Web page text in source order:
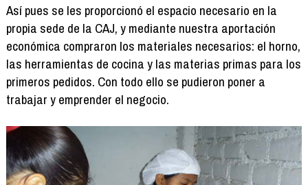
Así pues se les proporcionó el espacio necesario en la
propia sede de la CAJ, y mediante nuestra aportación
económica compraron los materiales necesarios: el horno,
las herramientas de cocina y las materias primas para los
primeros pedidos. Con todo ello se pudieron poner a
trabajar y emprender el negocio.